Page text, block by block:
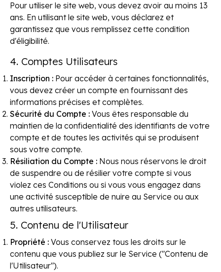
Pour utiliser le site web, vous devez avoir au moins 13
ans. En utilisant le site web, vous déclarez et
garantissez que vous remplissez cette condition
d'éligibilité.
4. Comptes Utilisateurs
Inscription : Pour accéder à certaines fonctionnalités,
vous devez créer un compte en fournissant des
informations précises et complètes.
Sécurité du Compte : Vous êtes responsable du
maintien de la confidentialité des identifiants de votre
compte et de toutes les activités qui se produisent
sous votre compte.
Résiliation du Compte : Nous nous réservons le droit
de suspendre ou de résilier votre compte si vous
violez ces Conditions ou si vous vous engagez dans
une activité susceptible de nuire au Service ou aux
autres utilisateurs.
5. Contenu de l'Utilisateur
Propriété : Vous conservez tous les droits sur le
contenu que vous publiez sur le Service ("Contenu de
l'Utilisateur").